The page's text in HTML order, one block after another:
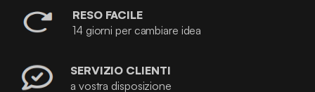
RESO FACILE
14 giorni per cambiare idea
SERVIZIO CLIENTI
a vostra disposizione